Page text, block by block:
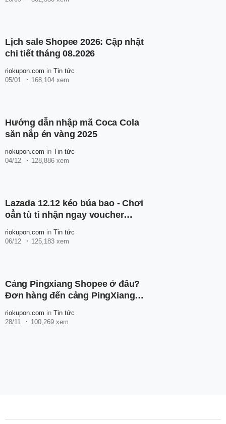
Lịch sale Shopee 2026: Cập nhật
chi tiết tháng 08.2026
riokupon.com in Tin tức
05/01
168,104 xem
Hướng dẫn nhập mã Coca Cola
săn nắp én vàng 2025
riokupon.com in Tin tức
04/12
128,886 xem
Lazada 12.12 kéo búa bao - Chơi
oẳn tù tì nhận ngay voucher
riokupon.com in Tin tức
06/12
125,183 xem
Cảng Pingxiang Shopee ở đâu?
Đơn hàng đến cảng PingXiang
riokupon.com in Tin tức
28/11
100,269 xem